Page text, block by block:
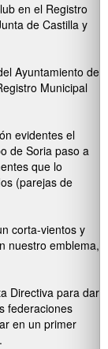
en el Registro
de Castilla y
Ayuntamiento de
Municipal
evidentes el
de Soria paso a
que lo
(parejas de
corta-vientos y
nuestro emblema,
Directiva para dar
federaciones
en un primer